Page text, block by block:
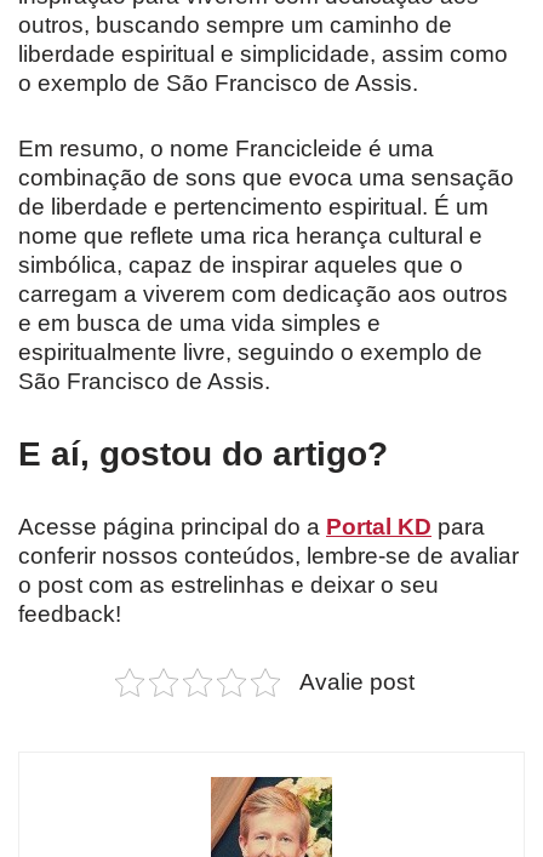
outros, buscando sempre um caminho de
liberdade espiritual e simplicidade, assim como
o exemplo de São Francisco de Assis.
Em resumo, o nome Francicleide é uma
combinação de sons que evoca uma sensação
de liberdade e pertencimento espiritual. É um
nome que reflete uma rica herança cultural e
simbólica, capaz de inspirar aqueles que o
carregam a viverem com dedicação aos outros
e em busca de uma vida simples e
espiritualmente livre, seguindo o exemplo de
São Francisco de Assis.
E aí, gostou do artigo?
Acesse página principal do a Portal KD para
conferir nossos conteúdos, lembre-se de avaliar
o post com as estrelinhas e deixar o seu
feedback!
Avalie post